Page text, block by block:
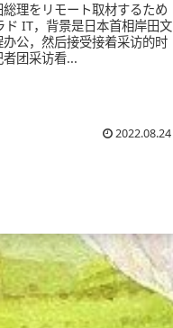
理をリモート取材するため
IT，背景是日本首相岸田文
公，然后接受接着采访的时
团采访看...
2022.08.24